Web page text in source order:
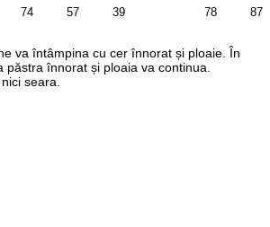
74
57
39
78
87
va întâmpina cu cer înnorat și ploaie. În
păstra înnorat și ploaia va continua.
seara.